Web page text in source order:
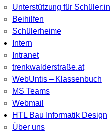
Unterstützung für
Beihilfen
Schülerheime
Intern
Intranet
trenkwalderstraße.at
WebUntis – Klassenbuch
MS Teams
Webmail
HTL Bau Informatik Design
Über uns